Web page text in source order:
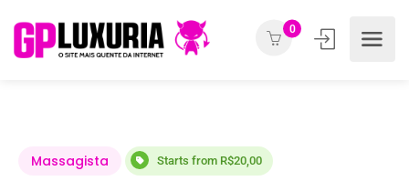
0
Massagista Starts from R$20,00